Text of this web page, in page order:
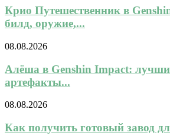
Крио Путешественник в
билд, оружие,...
08.08.2026
Алёша в Genshin Impact:
артефакты...
08.08.2026
Как получить готовый завод